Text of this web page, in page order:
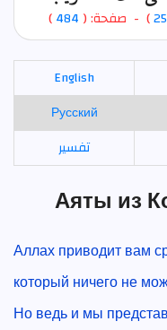
25) - صفحة: ( 484
)
English
Русский
تفسير
Аяты из
Аллах приводит вам
который ничего не
Но ведь и мы